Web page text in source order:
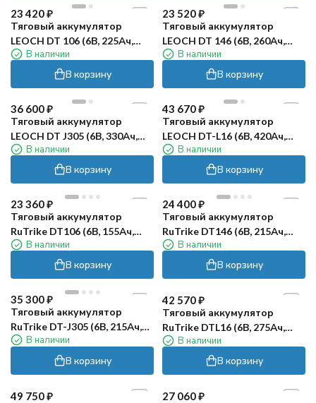
Тяговый аккумулятор
185Ач, WET)
В наличии
В корзину В корзину
Тяговый аккумулятор
WET)В наличии
В корзину
Тяговый аккумулятор
WET)В наличии
В корзину
Тяговый аккумулятор
WET)В наличии
В корзину
Тяговый аккумулятор
WET)В наличии
В корзину
Тяговый аккумулятор
Wet)В наличии
Тяговый аккумулятор
Wet)В наличии